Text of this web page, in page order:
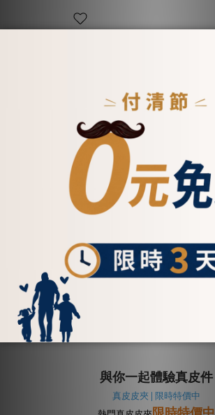
✨ 其他活動✨
——————————
與你一起體驗真皮件
真皮皮夾 | 限時特價中